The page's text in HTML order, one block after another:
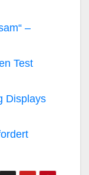
–
Test
Displays